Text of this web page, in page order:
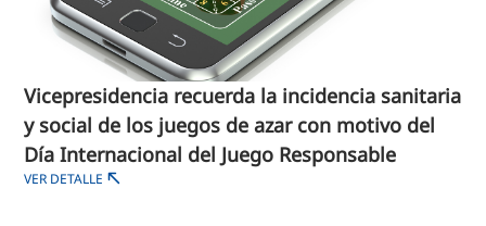
Vicepresidencia recuerda la incidencia sanitaria
y social de los juegos de azar con motivo del
Día Internacional del Juego Responsable
VER DETALLE